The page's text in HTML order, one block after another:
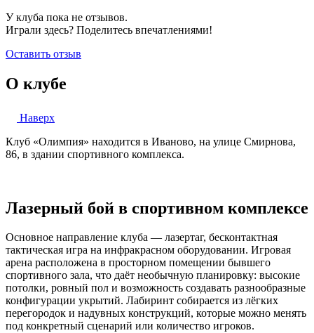
У клуба пока не отзывов.
Играли здесь? Поделитесь впечатлениями!
Оставить отзыв
О клубе
Наверх
Клуб «Олимпия» находится в Иваново, на улице Смирнова,
86, в здании спортивного комплекса.
Лазерный бой в спортивном комплексе
Основное направление клуба — лазертаг, бесконтактная
тактическая игра на инфракрасном оборудовании. Игровая
арена расположена в просторном помещении бывшего
спортивного зала, что даёт необычную планировку: высокие
потолки, ровный пол и возможность создавать разнообразные
конфигурации укрытий. Лабиринт собирается из лёгких
перегородок и надувных конструкций, которые можно менять
под конкретный сценарий или количество игроков.